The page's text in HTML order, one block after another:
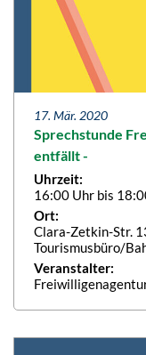
17. Mär. 2020
Sprechstunde
entfällt -
Uhrzeit:
16:00 Uhr bis
Ort:
Clara-Zetkin-Str.
Tourismusbüro/
Veranstalter: